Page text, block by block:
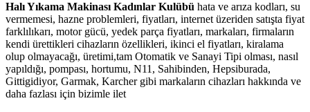
Halı Yıkama Makinası Kadınlar Kulübü hata ve arıza kodları, su
vermemesi, hazne problemleri, fiyatları, internet üzeriden satışta fiyat
farklılıkarı, motor gücü, yedek parça fiyatları, markaları, firmaların
kendi ürettikleri cihazların özellikleri, ikinci el fiyatları, kiralama
olup olmayacağı, üretimi,tam Otomatik ve Sanayi Tipi olması, nasıl
yapıldığı, pompası, hortumu, N11, Sahibinden, Hepsiburada,
Gittigidiyor, Garmak, Karcher gibi markaların cihazları hakkında ve
daha fazlası için bizimle ilet